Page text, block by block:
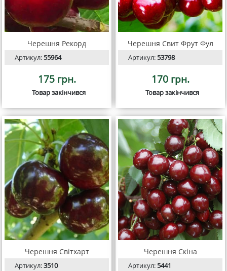
Черешня Рекорд
Артикул:55964
175 грн.
Товар закінчився
Черешня Свит Фрут Фул
Артикул:53798
170 грн.
Товар закінчився
Черешня Світхарт
Артикул:3510
Черешня Скіна
Артикул:5441